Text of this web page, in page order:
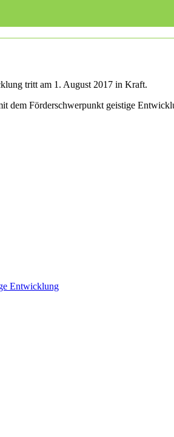
tritt am 1. August 2017 in Kraft.
dem Förderschwerpunkt geistige
Entwicklung